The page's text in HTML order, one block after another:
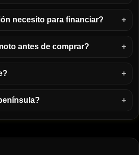
necesito para financiar?
antes de comprar?